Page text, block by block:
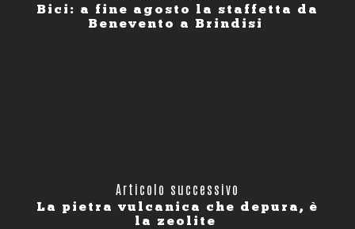
Bici: a fine agosto la staffetta da
Benevento a Brindisi
Articolo successivo
La pietra vulcanica che depura, è
la zeolite